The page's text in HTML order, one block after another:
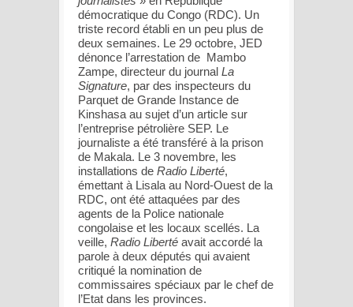
démocratique du Congo (RDC). Un
triste record établi en un peu plus de
deux semaines. Le 29 octobre, JED
dénonce l’arrestation de Mambo
Zampe, directeur du journal La
Signature, par des inspecteurs du
Parquet de Grande Instance de
Kinshasa au sujet d’un article sur
l’entreprise pétrolière SEP. Le
journaliste a été transféré à la prison
de Makala. Le 3 novembre, les
installations de Radio Liberté,
émettant à Lisala au Nord-Ouest de la
RDC, ont été attaquées par des
agents de la Police nationale
congolaise et les locaux scellés. La
veille, Radio Liberté avait accordé la
parole à deux députés qui avaient
critiqué la nomination de
commissaires spéciaux par le chef de
l’Etat dans les provinces.